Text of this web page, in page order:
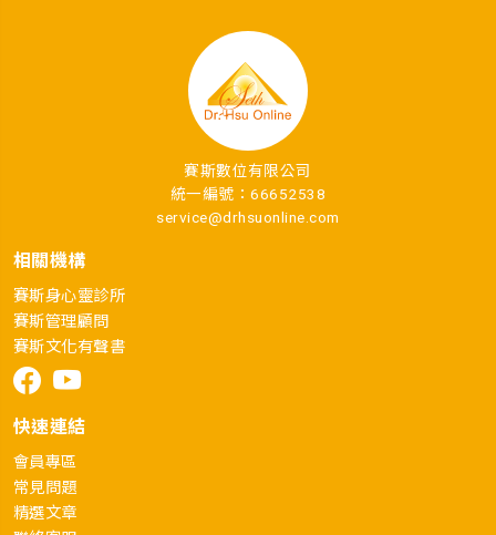
賽斯數位有限公司
統一編號：66652538
service@drhsuonline.com
相關機構
賽斯身心靈診所
賽斯管理顧問
賽斯文化有聲書
快速連結
會員專區
常見問題
精選文章